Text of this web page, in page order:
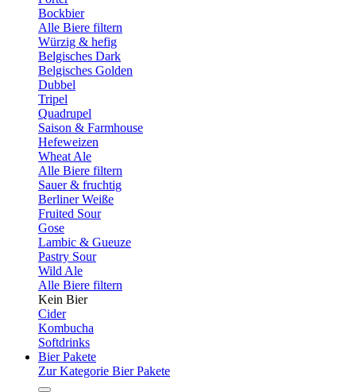
Bockbier
Alle Biere filtern
Würzig & hefig
Belgisches Dark
Belgisches Golden
Dubbel
Tripel
Quadrupel
Saison & Farmhouse
Hefeweizen
Wheat Ale
Alle Biere filtern
Sauer & fruchtig
Berliner Weiße
Fruited Sour
Gose
Lambic & Gueuze
Pastry Sour
Wild Ale
Alle Biere filtern
Kein Bier
Cider
Kombucha
Softdrinks
Bier Pakete
Zur Kategorie Bier Pakete